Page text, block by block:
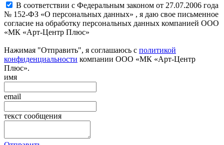
В соответствии с Федеральным законом от 27.07.2006 года
№ 152-ФЗ «О персональных данных» , я даю свое письменное
согласие на обработку персональных данных компанией ООО
«МК «Арт-Центр Плюс»
Нажимая "Отправить", я соглашаюсь с политикой
конфиденциальности компании ООО «МК «Арт-Центр
Плюс».
имя
email
текст сообщения